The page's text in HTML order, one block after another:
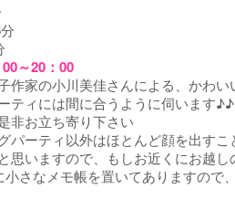
～20：00
作家の小川美佳さんによる、かわい
ティには間に合うように伺います♪♪
非お立ち寄り下さい
パーティ以外はほとんど顔を出す
思いますので、もしお近くにお越
さなメモ帳を置いてありますので